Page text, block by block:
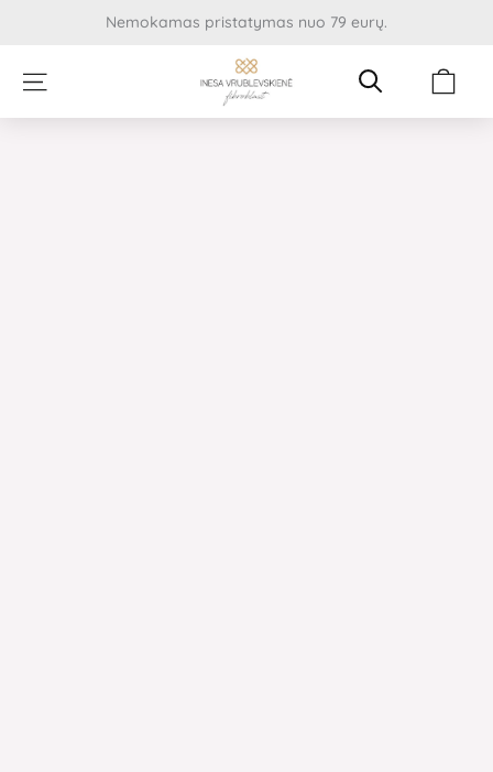
Nemokamas pristatymas nuo 79 eurų.
Cart